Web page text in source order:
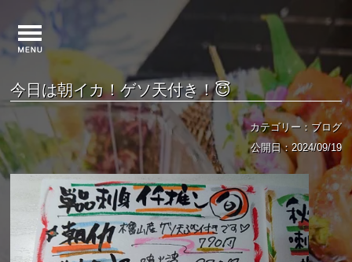
今日は朝イカ！ゲソ天付き！😇
カテゴリー：ブログ
公開日：2024/09/19